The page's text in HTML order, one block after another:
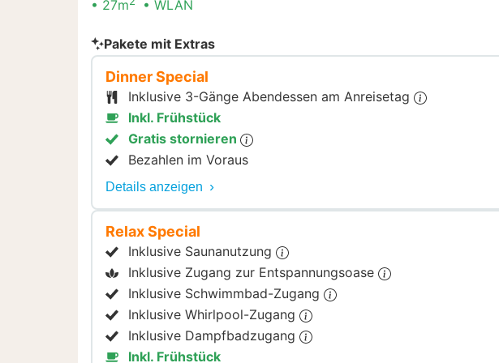
27m
WLAN
Pakete mit Extras
Dinner Special
Inklusive 3-Gänge Abendessen am Anreisetag
Inkl. Frühstück
Gratis stornieren
Bezahlen im Voraus
Details anzeigen
Relax Special
Inklusive Saunanutzung
Inklusive Zugang zur Entspannungsoase
Inklusive Schwimmbad-Zugang
Inklusive Whirlpool-Zugang
Inklusive Dampfbadzugang
Inkl. Frühstück